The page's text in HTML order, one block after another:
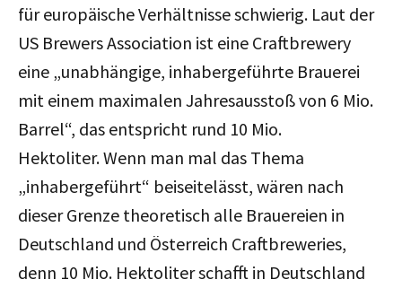
für europäische Verhältnisse schwierig. Laut der
US Brewers Association ist eine Craftbrewery
eine „unabhängige, inhabergeführte Brauerei
mit einem maximalen Jahresausstoß von 6 Mio.
Barrel“, das entspricht rund 10 Mio.
Hektoliter. Wenn man mal das Thema
„inhabergeführt“ beiseitelässt, wären nach
dieser Grenze theoretisch alle Brauereien in
Deutschland und Österreich Craftbreweries,
denn 10 Mio. Hektoliter schafft in Deutschland